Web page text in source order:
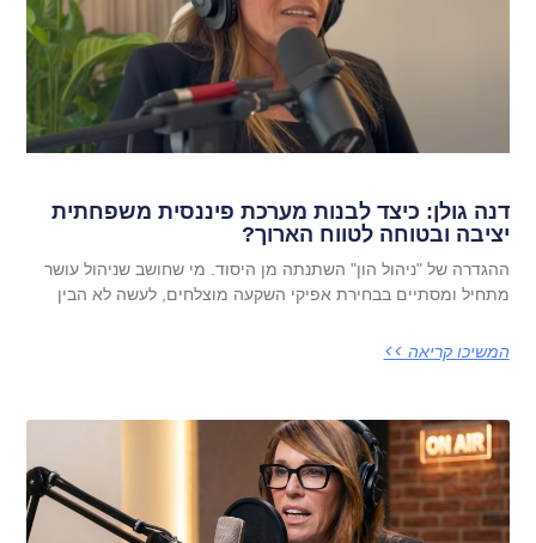
דנה גולן: כיצד לבנות מערכת פיננסית משפחתית
יציבה ובטוחה לטווח הארוך?
ההגדרה של "ניהול הון" השתנתה מן היסוד. מי שחושב שניהול עושר
מתחיל ומסתיים בבחירת אפיקי השקעה מוצלחים, לעשה לא הבין
המשיכו קריאה >>